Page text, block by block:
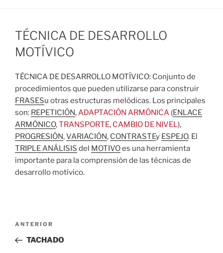
TÉCNICA DE DESARROLLO
MOTÍVICO
TÉCNICA DE DESARROLLO MOTÍVICO: Conjunto de
procedimientos que pueden utilizarse para construir
FRASESu otras estructuras melódicas. Los principales
son: REPETICIÓN,ADAPTACIÓN ARMÓNICA (ENLACE
ARMÓNICO,TRANSPORTE, CAMBIO DE NIVEL),
PROGRESIÓN,VARIACIÓN, CONTRASTEy ESPEJO. El
TRIPLE ANÁLISIS del MOTIVOes una herramienta
importante para la comprensión de las técnicas de
desarrollo motívico.
Navegación
entradas
Entrada
anterior:
ANTERIOR
TACHADO